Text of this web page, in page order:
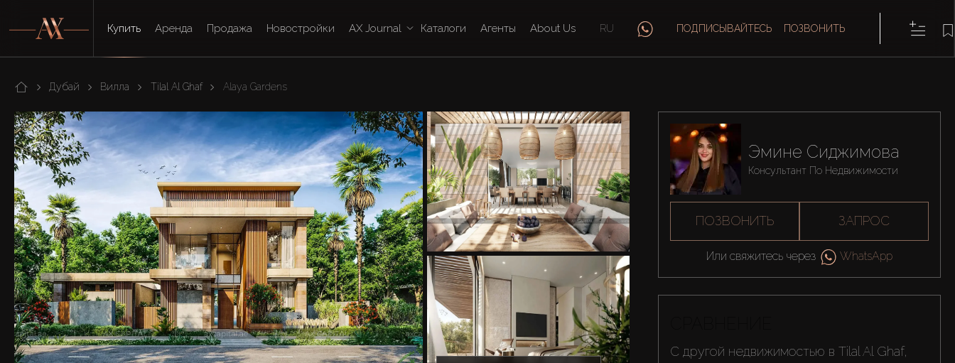
Купить Аренда Продажа Новостройки AX Journal Каталоги Агенты About Us RU ПОДПИСЫВАЙТЕСЬ ПОЗВОНИТЬ
Дубай Вилла Tilal Al Ghaf Alaya Gardens
Эмине Сиджимова
Консультант По Недвижимости
ПОЗВОНИТЬ ЗАПРОС
Или свяжитесь через WhatsApp
С другой недвижимостью в Tilal Al Ghaf,